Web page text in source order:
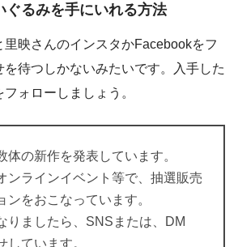
るみを手にいれる方法
映さんのインスタかFacebookをフ
を待つしかないみたいです。入手した
ォローしましょう。
体の新作を発表しています。
ンラインイベント等で、抽選販売
ンをおこなっています。
りましたら、SNSまたは、DM
しています。